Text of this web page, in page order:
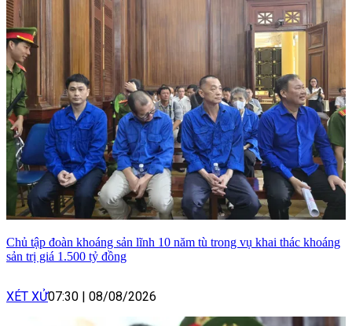
Chủ tập đoàn khoáng sản lĩnh 10 năm tù trong vụ khai thác khoáng
sản trị giá 1.500 tỷ đồng
XÉT XỬ07:30 08/08/2026